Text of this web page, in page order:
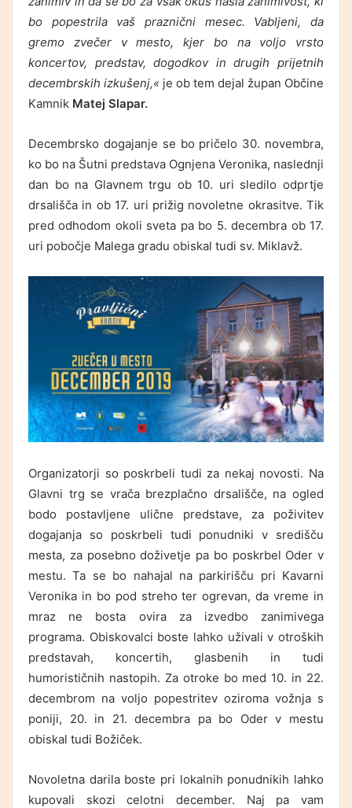
bo popestrila vaš praznični mesec. Vabljeni, da
gremo zvečer v mesto, kjer bo na voljo vrsto
koncertov, predstav, dogodkov in drugih prijetnih
decembrskih izkušenj,« je ob tem dejal župan Občine
Kamnik Matej Slapar.
Decembrsko dogajanje se bo pričelo 30. novembra,
ko bo na Šutni predstava Ognjena Veronika, naslednji
dan bo na Glavnem trgu ob 10. uri sledilo odprtje
drsališča in ob 17. uri prižig novoletne okrasitve. Tik
pred odhodom okoli sveta pa bo 5. decembra ob 17.
uri pobočje Malega gradu obiskal tudi sv. Miklavž.
Organizatorji so poskrbeli tudi za nekaj novosti. Na
Glavni trg se vrača brezplačno drsališče, na ogled
bodo postavljene ulične predstave, za poživitev
dogajanja so poskrbeli tudi ponudniki v središču
mesta, za posebno doživetje pa bo poskrbel Oder v
mestu. Ta se bo nahajal na parkirišču pri Kavarni
Veronika in bo pod streho ter ogrevan, da vreme in
mraz ne bosta ovira za izvedbo zanimivega
programa. Obiskovalci boste lahko uživali v otroških
predstavah, koncertih, glasbenih in tudi
humorističnih nastopih. Za otroke bo med 10. in 22.
decembrom na voljo popestritev oziroma vožnja s
poniji, 20. in 21. decembra pa bo Oder v mestu
obiskal tudi Božiček.
Novoletna darila boste pri lokalnih ponudnikih lahko
kupovali skozi celotni december. Naj pa vam